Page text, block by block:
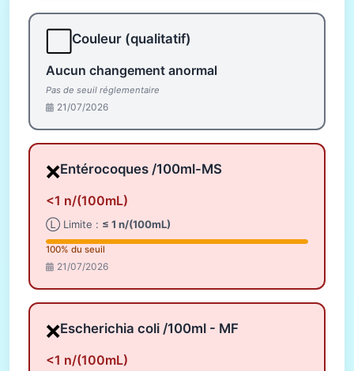
Couleur (qualitatif)
Aucun changement anormal
Pas de seuil réglementaire
21/07/2026
❌Entérocoques /100ml-MS
<1 n/(100mL)
Ⓛ Limite : ≤ 1 n/(100mL)
100% du seuil
21/07/2026
❌Escherichia coli /100ml - MF
<1 n/(100mL)